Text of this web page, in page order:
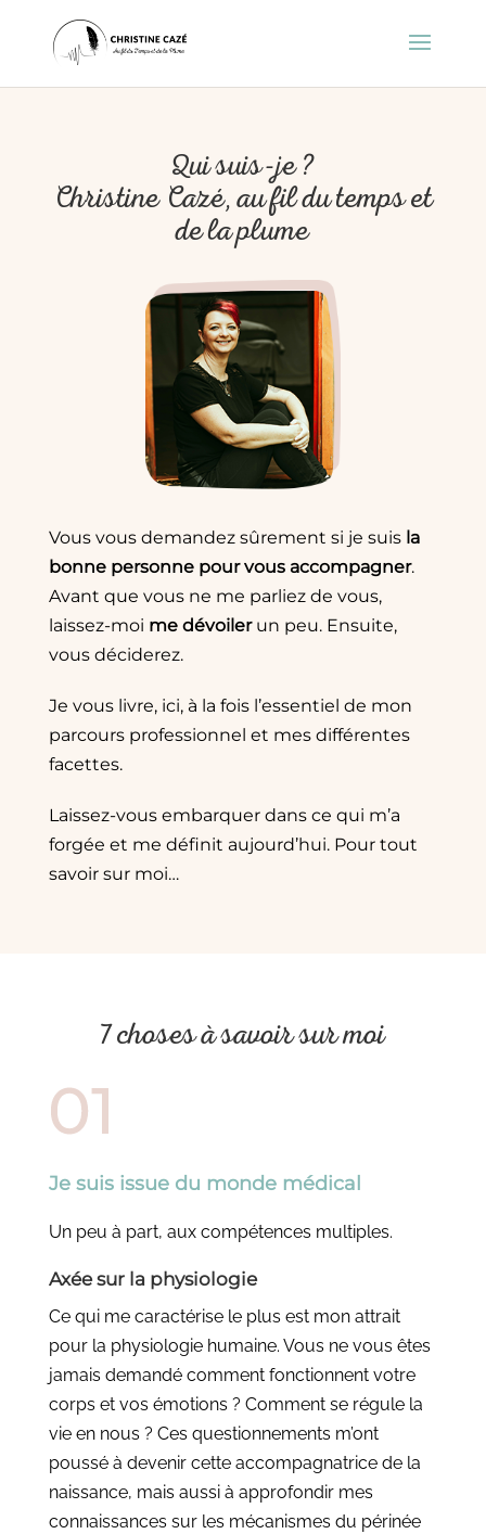
Qui suis-je ?
Christine Cazé, au fil du temps et
de la plume
Vous vous demandez sûrement si je suis la
bonne personne pour vous accompagner.
Avant que vous ne me parliez de vous,
laissez-moi me dévoilerun peu. Ensuite,
vous déciderez.
Je vous livre, ici, à la fois l’essentiel de mon
parcours professionnel et mes différentes
facettes.
Laissez-vous embarquer dans ce qui m’a
forgée et me définit aujourd’hui. Pour tout
savoir sur moi…
7 choses à savoir sur moi
Je suis issue du monde médical
Un peu à part, aux compétences multiples.
Axée sur la physiologie
Ce qui me caractérise le plus est mon attrait
pour la physiologie humaine. Vous ne vous êtes
jamais demandé comment fonctionnent votre
corps et vos émotions ? Comment se régule la
vie en nous ? Ces questionnements m’ont
poussé à devenir cette accompagnatrice de la
naissance, mais aussi à approfondir mes
connaissances sur les mécanismes du périnée